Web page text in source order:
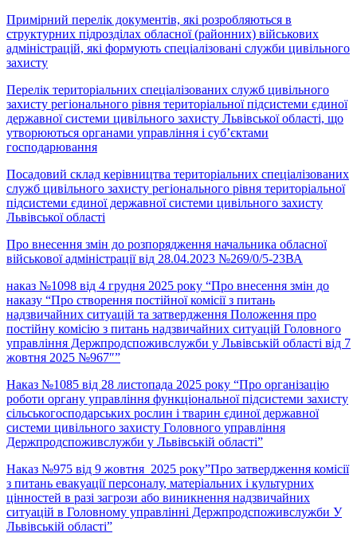
Примірний перелік документів, які розробляються в
структурних підрозділах обласної (районних) військових
адміністрацій, які формують спеціалізовані служби цивільного
захисту
Перелік територіальних спеціалізованих служб цивільного
захисту регіонального рівня територіальної підсистеми єдиної
державної системи цивільного захисту Львівської області, що
утворюються органами управління і суб’єктами
господарювання
Посадовий склад керівництва територіальних спеціалізованих
служб цивільного захисту регіонального рівня територіальної
підсистеми єдиної державної системи цивільного захисту
Львівської області
Про внесення змін до розпорядження начальника обласної
військової адміністрації від 28.04.2023 №269/0/5-23ВА
наказ №1098 від 4 грудня 2025 року “Про внесення змін до
наказу “Про створення постійної комісії з питань
надзвичайних ситуацій та затвердження Положення про
постійну комісію з питань надзвичайних ситуацій Головного
управління Держпродспоживслужби у Львівській області від 7
жовтня 2025 №967″”
Наказ №1085 від 28 листопада 2025 року “Про організацію
роботи органу управління функціональної підсистеми захисту
сільськогосподарських рослин і тварин єдиної державної
системи цивільного захисту Головного управління
Держпродспоживслужби у Львівській області”
Наказ №975 від 9 жовтня 2025 року”Про затвердження комісії
з питань евакуації персоналу, матеріальних і культурних
цінностей в разі загрози або виникнення надзвичайних
ситуацій в Головному управлінні Держпродспоживслужби У
Львівській області”